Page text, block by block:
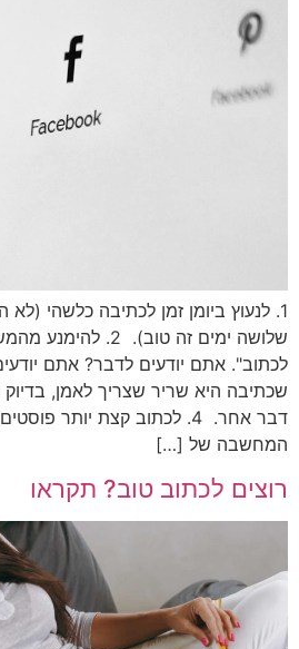
1. לנעוץ ביומן זמן לכתיבה כלשהי
שלושה ימים זה טוב).
שכתיבה היא שריר שצריך לאמן, בדיוק
דבר אחר. 4. לכתוב קצת יותר
המחשבה של […]
רוצים לכתוב טוב? תקראו